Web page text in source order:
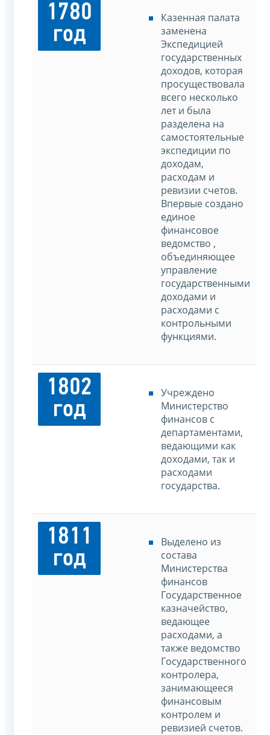
1780
год
Казенная палата
заменена
Экспедицией
государственных
доходов, которая
просуществовала
всего несколько
лет и была
разделена на
самостоятельные
экспедиции по
доходам,
расходам и
ревизии счетов.
Впервые создано
единое
финансовое
ведомство ,
объединяющее
управление
государственными
доходами и
расходами с
контрольными
функциями.
1802
год
Учреждено
Министерство
финансов с
департаментами,
ведающими как
доходами, так и
расходами
государства.
1811
год
Выделено из
состава
Министерства
финансов
Государственное
казначейство,
ведающее
расходами, а
также ведомство
Государственного
контролера,
занимающееся
финансовым
контролем и
ревизией счетов.